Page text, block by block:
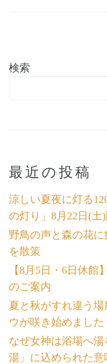
検索
最近の投稿
涼しい夏夜に灯る
の灯り」8月22日(土
野鳥の声と森の花
を散策
【8月5日・6日休館
のご案内
夏と秋がすれ違う
ウが咲き始めました
なぜ女神は浴場へ
湯」に込められた意